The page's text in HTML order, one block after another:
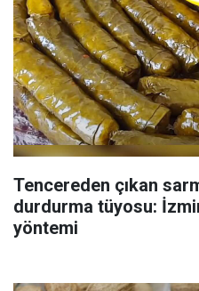
Tencereden çıkan
durdurma tüyosu:
yöntemi